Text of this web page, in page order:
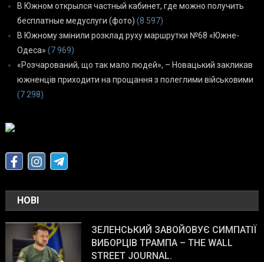
В Южном открылся частный кабинет, где можно получить
бесплатные медуслуги (фото) (8 597)
В Южному змінили розклад руху маршрутки №68 «Южне-
Одеса» (7 969)
«Розчарований, що так мало людей», – Новацький закликав
южненців приходити на прощання з полеглими військовими
(7 298)
НОВІ
ЗЕЛЕНСЬКИЙ ЗАВОЙОВУЄ СИМПАТІЇ
ВИБОРЦІВ ТРАМПА – THE WALL
STREET JOURNAL.